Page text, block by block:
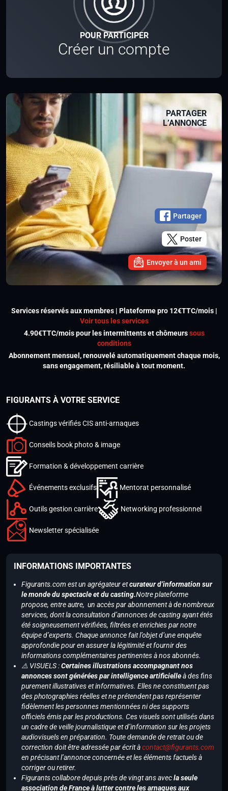
POUR PARTICIPER
Créer un compte
PARTAGER
L’ANNONCE
Partager
Poster
Envoyer à un ami
Services réservés aux membres | Plateforme pro 12€TTC/mois |
Voir tous les services
4.90€TTC/mois pour les intermittents et chômeurssous
conditions
Abonnement mensuel, renouvelé automatiquement chaque mois,
sans engagement, résiliable à tout moment.
FIGURANTS À VOTRE SERVICE
Castings vérifiés CIS anti-arnaques
Conseils book photo & image
Formation & développement carrière
Événements exclusifs Mentorat personnalisé
Outils gestion carrière Networking professionnel
Newsletter spécialisée
INFORMATIONS IMPORTANTES
Figurants.com est un agrégateur etcurateur d’information sur
le monde du spectacle et du casting.Notre plateforme
propose, entre autre, un accès par abonnement à de nombreux
services, dont la consultation d’annonces de casting ayant étés
été soigneusement vérifiées, filtrées et enrichies par notre
équipe d’experts. Chaque annonce fait l’objet d’une enquête
approfondie pour en assurer la légitimité et fournir des
informations complémentaires pertinentes à nos abonnés.
⚠️ VISUELS :Certaines illustrations accompagnant nos
annonces sont générées par intelligence artificielleà des fins
purement illustratives et informatives. Elles ne constituent pas
des photographies réelles et ne prétendent pas représenter
fidèlement les personnes mentionnées ni des supports
officiels émis par les productions. Ces visuels sont utilisés dans
un cadre de veille journalistique et d’information sur les projets
audiovisuels en préparation. Toute demande de retrait ou de
correction doit être adressée par écrit àcontact@figurants.com
en précisant l’annonce concernée et les éléments factuels à
corriger ou retirer.
Figurants collabore depuis près de vingt ans avecla seule
association de France à lutter contre les arnaques aux